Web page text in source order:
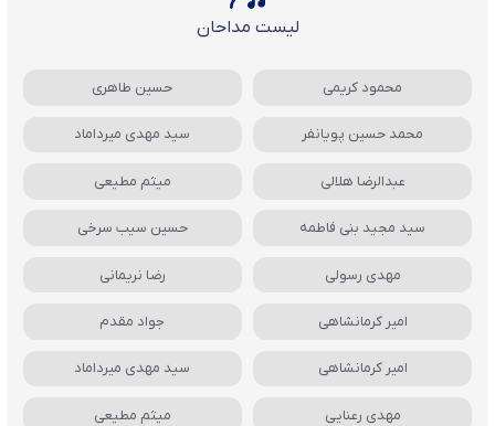
لیست مداحان
محمود کریمی حسین طاهری
محمد حسین پویانفر سید مهدی میرداماد
عبدالرضا هلالی میثم مطیعی
سید مجید بنی فاطمه حسین سیب سرخی
مهدی رسولی رضا نریمانی
امیر کرمانشاهی جواد مقدم
امیر کرمانشاهی سید مهدی میرداماد
مهدی رعنایی میثم مطیعی